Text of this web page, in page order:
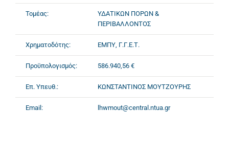
Τομέας:
ΥΔΑΤΙΚΩΝ ΠΟΡΩΝ &
ΠΕΡΙΒΑΛΛΟΝΤΟΣ
Χρηματοδότης: ΕΜΠΥ, Γ.Γ.Ε.Τ.
Προϋπολογισμός: 586.940,56 €
Επ. Υπευθ.: ΚΩΝΣΤΑΝΤΙΝΟΣ ΜΟΥΤΖΟΥΡΗΣ
Email: lhwmout@central.ntua.gr